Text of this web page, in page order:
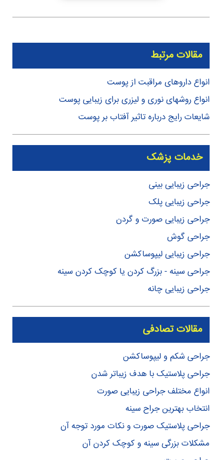
مقالات مرتبط
انواع داروهای مراقبت از پوست
انواع روشهای نوری و لیزری برای زیبایی پوست
شایعات رایج درباره تاثیر آفتاب بر پوست
خدمات پزشک
جراحی زیبایی بینی
جراحی زیبایی پلک
جراحی زیبایی صورت و گردن
جراحی گوش
جراحی زیبایی لیپوساکشن
جراحی سینه - بزرگ کردن یا کوچک کردن سینه
جراحی زیبایی چانه
مقالات تصادفی
جراحی شکم و لیپوساکشن
جراحی پلاستیک با هدف زیباتر شدن
انواع مختلف جراحی زیبایی صورت
انتخاب بهترین جراح سینه
جراحی پلاستیک صورت و نکات مورد توجه آن
مشکلات بزرگی سینه و کوچک کردن آن